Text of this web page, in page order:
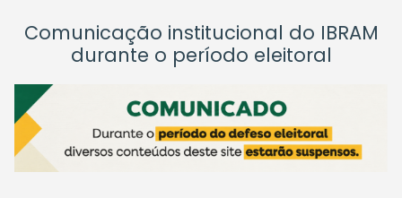
Comunicação institucional do IBRAM
durante o período eleitoral